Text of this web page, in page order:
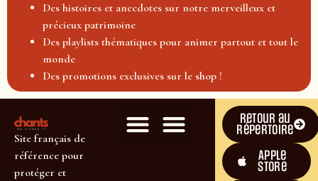
Des histoires et anecdotes sur notre merveilleux et
précieux patrimoine
Des playlists thématiques pour animer partout et tout le
monde
Des promotions exclusives sur le shop !
Site français de
référence pour
protéger et
Retour au
répertoire
Apple
Store